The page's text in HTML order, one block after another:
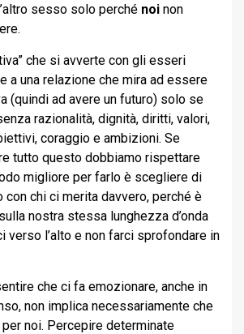
sesso solo perché noi non
che si avverte con gli esseri
a una relazione che mira ad essere
(quindi ad avere un futuro) solo se
razionalità, dignità, diritti, valori,
coraggio e ambizioni. Se
tutto questo dobbiamo rispettare
migliore per farlo è scegliere di
chi ci merita davvero, perché è
nostra stessa lunghezza d’onda
verso l’alto e non farci sprofondare in
che ci fa emozionare, anche in
non implica necessariamente che
noi. Percepire determinate